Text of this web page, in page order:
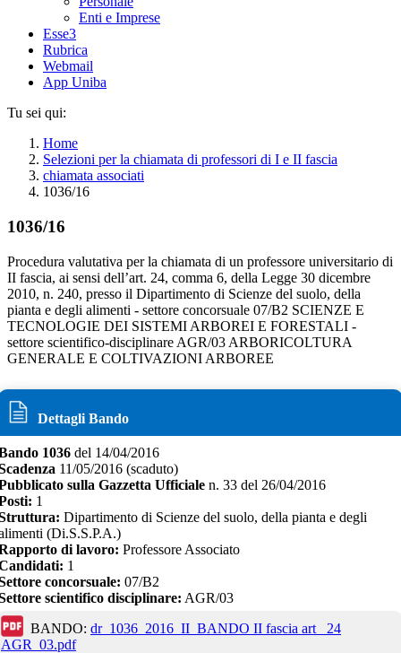
Enti e Imprese
Esse3
Rubrica
Webmail
App Uniba
Tu sei qui:
Home
Selezioni per la chiamata di professori di I e II fascia
chiamata associati
1036/16
1036/16
Procedura valutativa per la chiamata di un professore universitario di
II fascia, ai sensi dell’art. 24, comma 6, della Legge 30 dicembre
2010, n. 240, presso il Dipartimento di Scienze del suolo, della
pianta e degli alimenti - settore concorsuale 07/B2 SCIENZE E
TECNOLOGIE DEI SISTEMI ARBOREI E FORESTALI -
settore scientifico-disciplinare AGR/03 ARBORICOLTURA
GENERALE E COLTIVAZIONI ARBOREE
Dettagli Bando
1036 del 14/04/2016
11/05/2016 (scaduto)
sulla Gazzetta Ufficiale n. 33 del 26/04/2016
1
Dipartimento di Scienze del suolo, della pianta e degli
(Di.S.S.P.A.)
di lavoro: Professore Associato
1
concorsuale: 07/B2
scientifico disciplinare: AGR/03
BANDO: dr_1036_2016_II_BANDO II fascia art_ 24
AGR_03.pdf